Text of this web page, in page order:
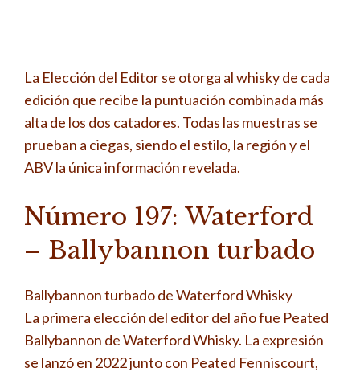
La Elección del Editor se otorga al whisky de cada
edición que recibe la puntuación combinada más
alta de los dos catadores. Todas las muestras se
prueban a ciegas, siendo el estilo, la región y el
ABV la única información revelada.
Número 197: Waterford
– Ballybannon turbado
Ballybannon turbado de Waterford Whisky
La primera elección del editor del año fue Peated
Ballybannon de Waterford Whisky. La expresión
se lanzó en 2022 junto con Peated Fenniscourt,